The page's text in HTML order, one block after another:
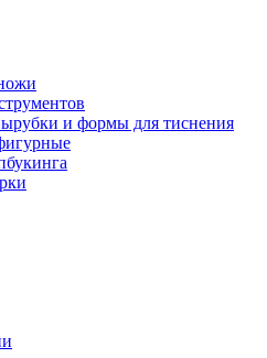
и формы для тиснения